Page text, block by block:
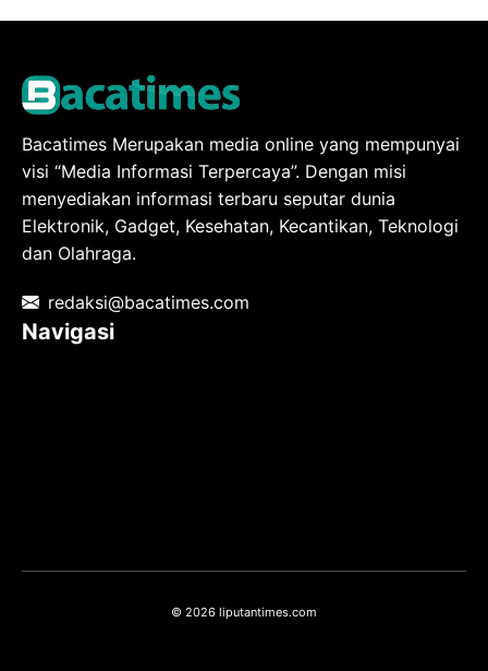
Bacatimes Merupakan media online yang mempunyai
visi “Media Informasi Terpercaya”. Dengan misi
menyediakan informasi terbaru seputar dunia
Elektronik, Gadget, Kesehatan, Kecantikan, Teknologi
dan Olahraga.
redaksi@bacatimes.com
Navigasi
© 2026 liputantimes.com